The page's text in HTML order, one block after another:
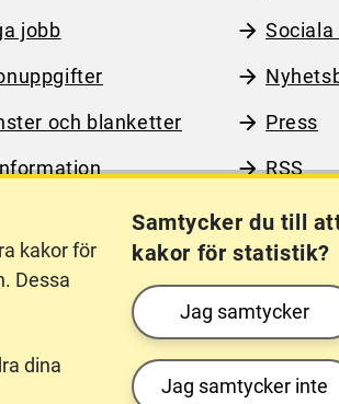
kakor för
Dessa
dina
Samtycker du till
kakor för statistik?
Jag samtycker
Jag samtycker inte
jobb
och blanketter
Press
RSS
languages Kakor